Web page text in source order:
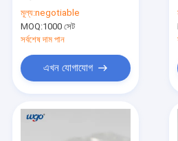
মূল্য:negotiable
MOQ:1000 সেট
সর্বশেষ দাম পান
এখন যোগাযোগ